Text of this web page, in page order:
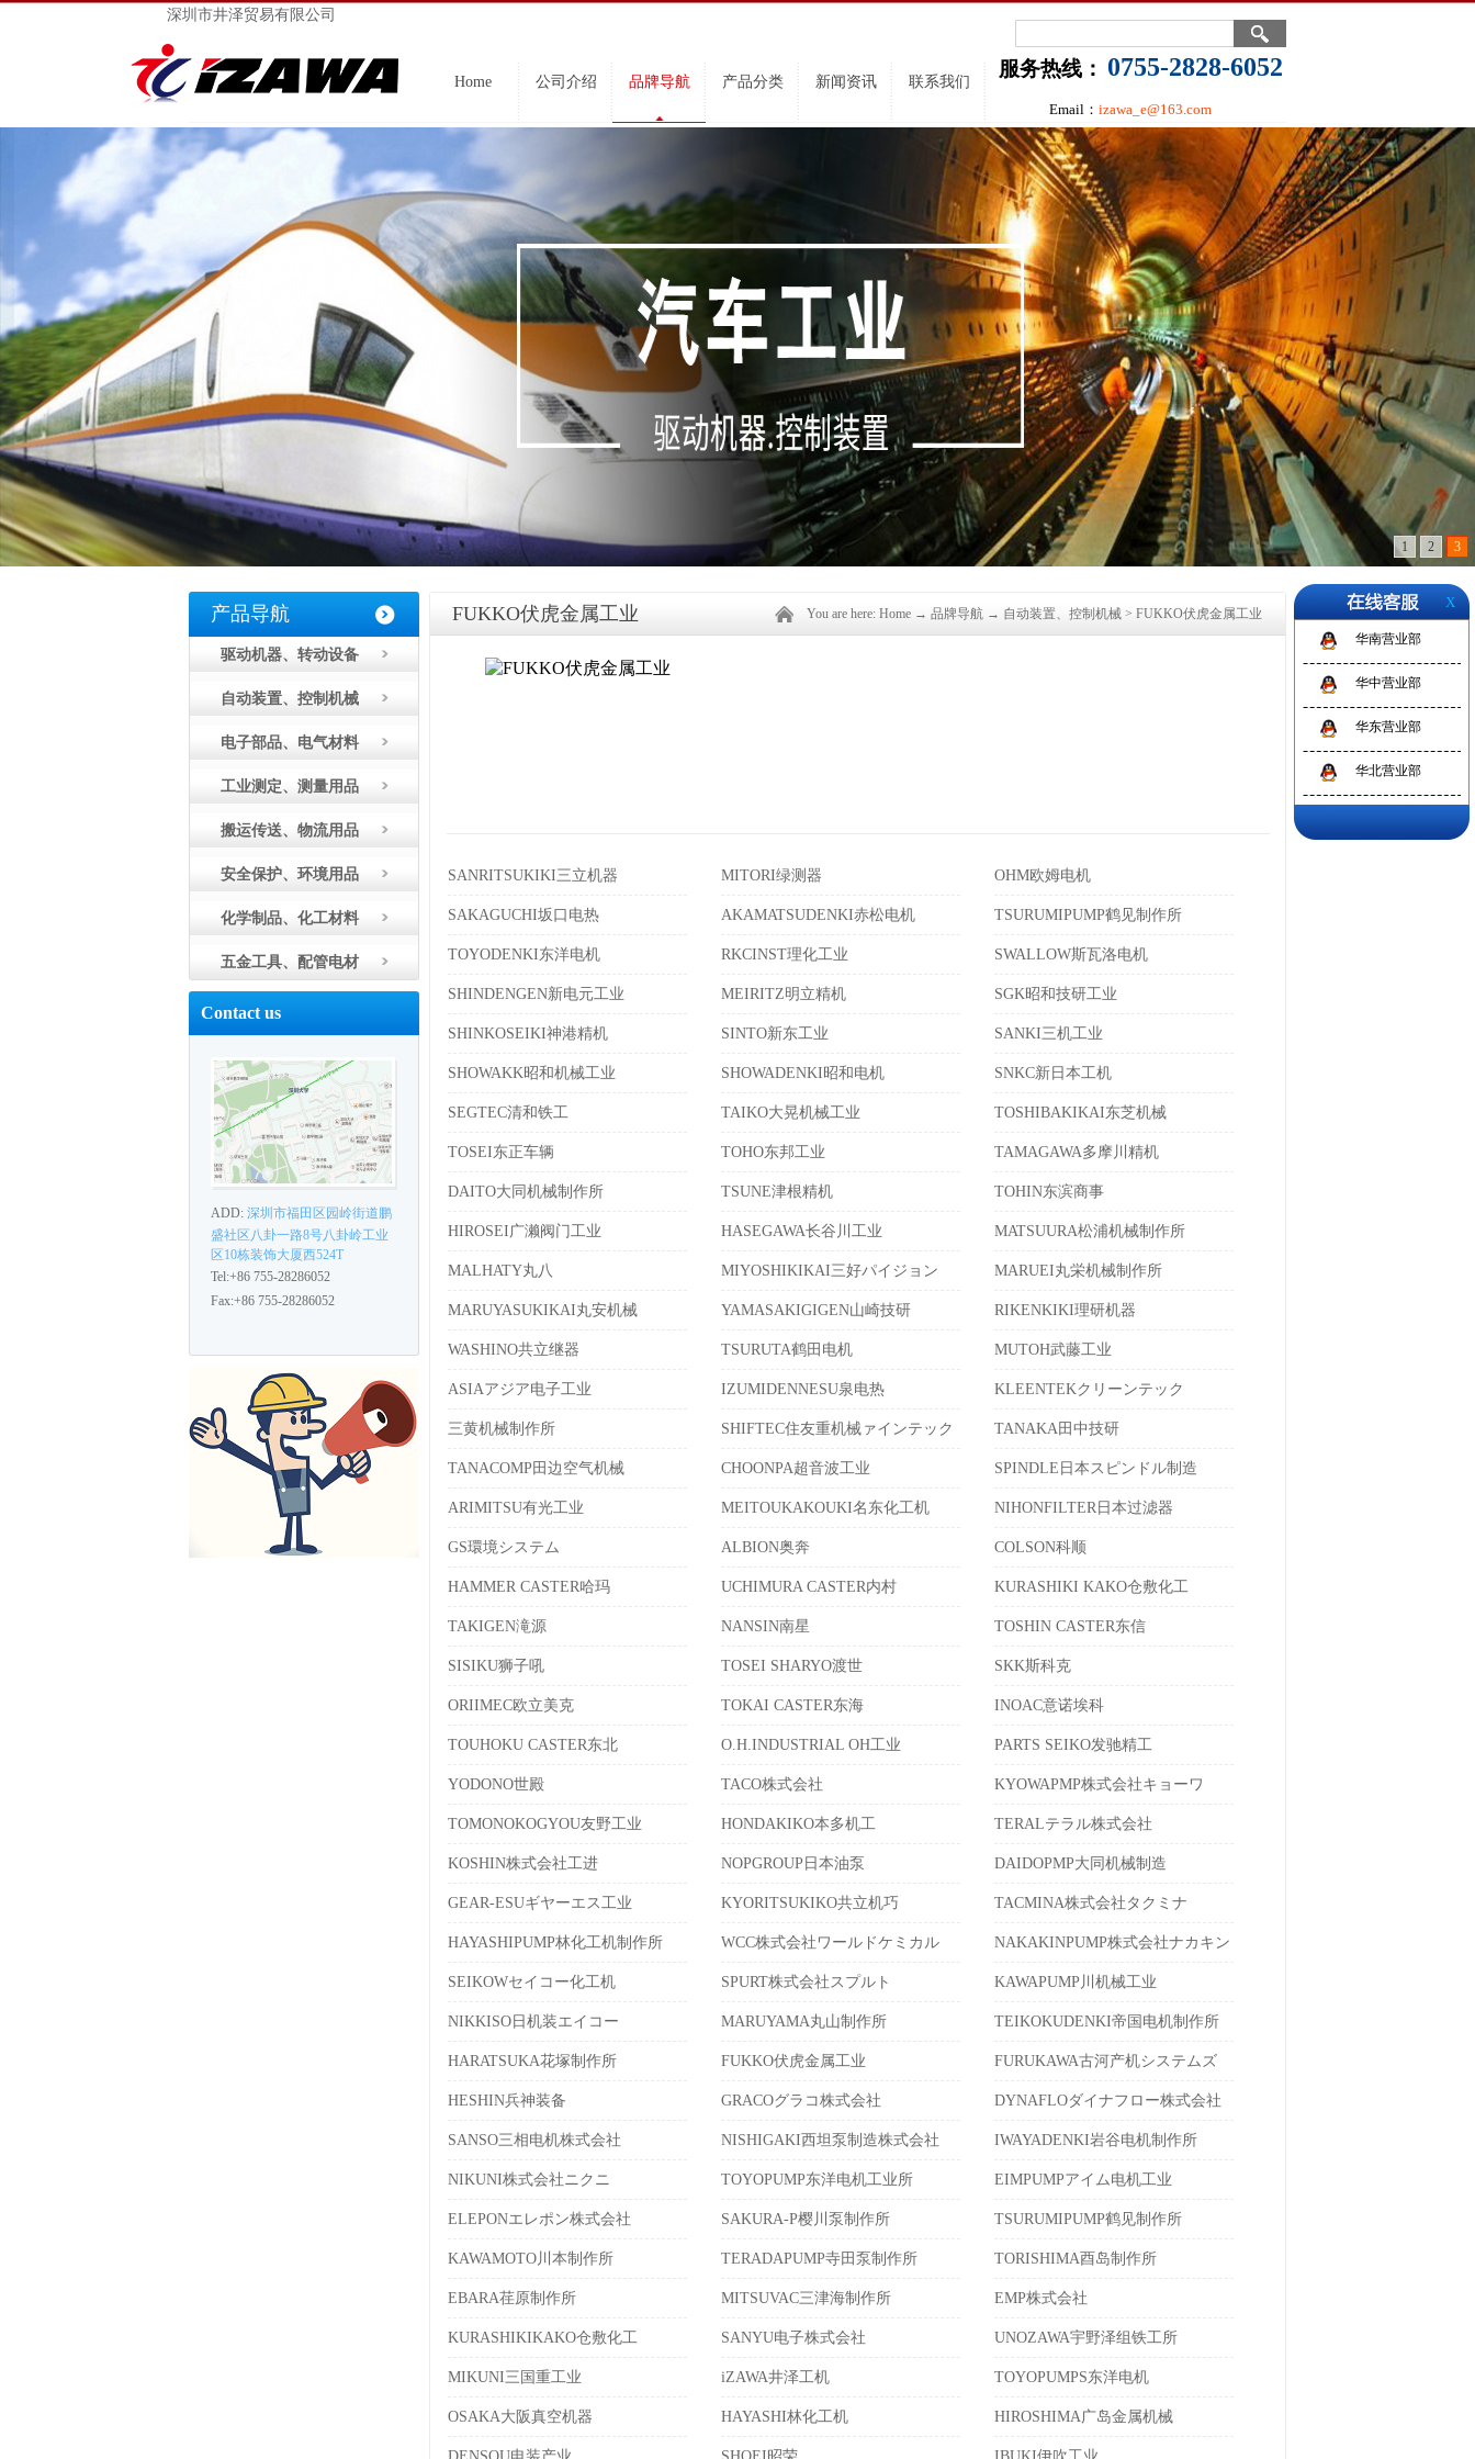
深圳市井泽贸易有限公司
服务热线： 0755-2828-6052
Email： izawa_e@163.com
Home 公司介绍 品牌导航 产品分类 新闻资讯 联系我们
1 2 3
产品导航
驱动机器、转动设备
自动装置、控制机械
电子部品、电气材料
工业测定、测量用品
搬运传送、物流用品
安全保护、环境用品
化学制品、化工材料
五金工具、配管电材
Contact us
ADD: 深圳市福田区园岭街道鹏
盛社区八卦一路8号八卦岭工业
区10栋装饰大厦西524T
Tel:+86 755-28286052
Fax:+86 755-28286052
FUKKO伏虎金属工业 You are here: Home → 品牌导航 → 自动装置、控制机械 > FUKKO伏虎金属工业
SANRITSUKIKI三立机器 MITORI绿测器 OHM欧姆电机
SAKAGUCHI坂口电热 AKAMATSUDENKI赤松电机 TSURUMIPUMP鹤见制作所
TOYODENKI东洋电机 RKCINST理化工业 SWALLOW斯瓦洛电机
SHINDENGEN新电元工业 MEIRITZ明立精机 SGK昭和技研工业
SHINKOSEIKI神港精机 SINTO新东工业 SANKI三机工业
SHOWAKK昭和机械工业 SHOWADENKI昭和电机 SNKC新日本工机
SEGTEC清和铁工 TAIKO大晃机械工业 TOSHIBAKIKAI东芝机械
TOSEI东正车辆 TOHO东邦工业 TAMAGAWA多摩川精机
DAITO大同机械制作所 TSUNE津根精机 TOHIN东滨商事
HIROSEI广濑阀门工业 HASEGAWA长谷川工业 MATSUURA松浦机械制作所
MALHATY丸八 MIYOSHIKIKAI三好パイジョン MARUEI丸栄机械制作所
MARUYASUKIKAI丸安机械 YAMASAKIGIGEN山崎技研 RIKENKIKI理研机器
WASHINO共立继器 TSURUTA鹤田电机 MUTOH武藤工业
ASIAアジア电子工业 IZUMIDENNESU泉电热 KLEENTEKクリーンテック
三黄机械制作所 SHIFTEC住友重机械ァインテック TANAKA田中技研
TANACOMP田边空气机械 CHOONPA超音波工业 SPINDLE日本スピンドル制造
ARIMITSU有光工业 MEITOUKAKOUKI名东化工机 NIHONFILTER日本过滤器
GS環境システム ALBION奥奔 COLSON科顺
HAMMER CASTER哈玛 UCHIMURA CASTER内村 KURASHIKI KAKO仓敷化工
TAKIGEN滝源 NANSIN南星 TOSHIN CASTER东信
SISIKU狮子吼 TOSEI SHARYO渡世 SKK斯科克
ORIIMEC欧立美克 TOKAI CASTER东海 INOAC意诺埃科
TOUHOKU CASTER东北 O.H.INDUSTRIAL OH工业 PARTS SEIKO发驰精工
YODONO世殿 TACO株式会社 KYOWAPMP株式会社キョーワ
TOMONOKOGYOU友野工业 HONDAKIKO本多机工 TERALテラル株式会社
KOSHIN株式会社工进 NOPGROUP日本油泵 DAIDOPMP大同机械制造
GEAR-ESUギヤーエス工业 KYORITSUKIKO共立机巧 TACMINA株式会社タクミナ
HAYASHIPUMP林化工机制作所 WCC株式会社ワールドケミカル NAKAKINPUMP株式会社ナカキン
SEIKOWセイコー化工机 SPURT株式会社スプルト KAWAPUMP川机械工业
NIKKISO日机装エイコー MARUYAMA丸山制作所 TEIKOKUDENKI帝国电机制作所
HARATSUKA花塚制作所 FUKKO伏虎金属工业 FURUKAWA古河产机システムズ
HESHIN兵神装备 GRACOグラコ株式会社 DYNAFLOダイナフロー株式会社
SANSO三相电机株式会社 NISHIGAKI西坦泵制造株式会社 IWAYADENKI岩谷电机制作所
NIKUNI株式会社ニクニ TOYOPUMP东洋电机工业所 EIMPUMPアイム电机工业
ELEPONエレポン株式会社 SAKURA-P樱川泵制作所 TSURUMIPUMP鹤见制作所
KAWAMOTO川本制作所 TERADAPUMP寺田泵制作所 TORISHIMA酉岛制作所
EBARA荏原制作所 MITSUVAC三津海制作所 EMP株式会社
KURASHIKIKAKO仓敷化工 SANYU电子株式会社 UNOZAWA宇野泽组铁工所
MIKUNI三国重工业 iZAWA井泽工机 TOYOPUMPS东洋电机
OSAKA大阪真空机器 HAYASHI林化工机 HIROSHIMA广岛金属机械
X
华南营业部
华中营业部
华东营业部
华北营业部